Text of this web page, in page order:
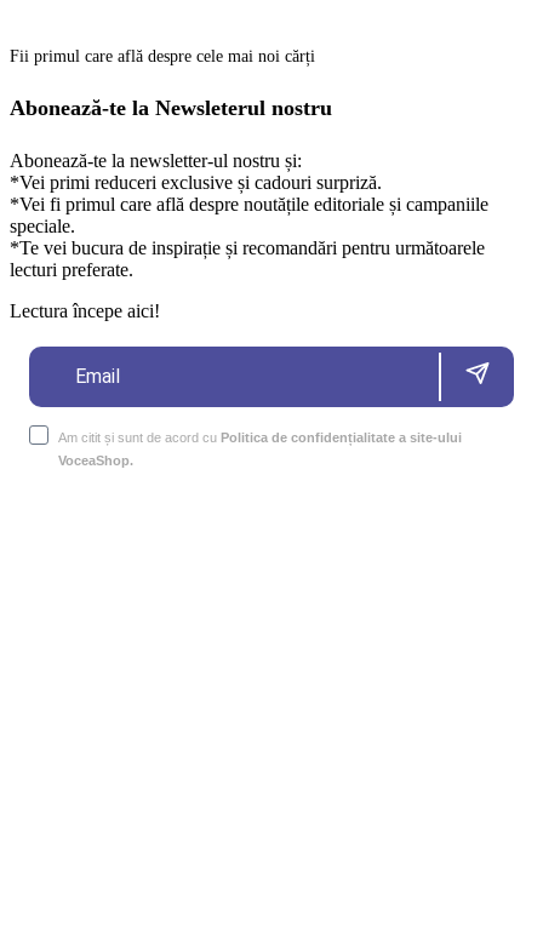
Fii primul care află despre cele mai noi cărți
Abonează-te la Newsleterul nostru
Abonează-te la newsletter-ul nostru și:
*Vei primi reduceri exclusive și cadouri surpriză.
*Vei fi primul care află despre noutățile editoriale și campaniile
speciale.
*Te vei bucura de inspirație și recomandări pentru următoarele
lecturi preferate.
Lectura începe aici!
Am citit și sunt de acord cu Politica de confidențialitate a site-ului
VoceaShop.